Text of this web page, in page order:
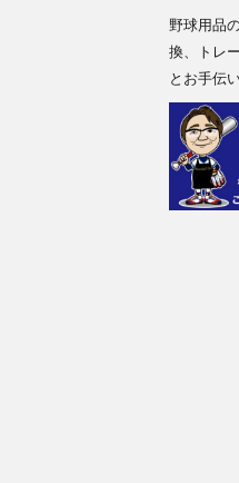
野球用品
換、トレ
とお手伝